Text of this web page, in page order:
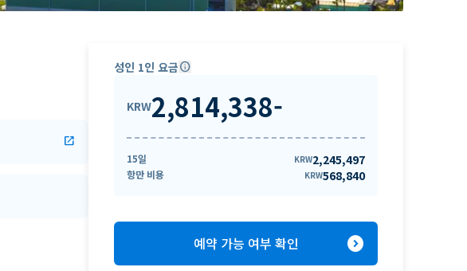
open_in_new
성인 1인 요금info
KRW2,814,338-
15일 KRW2,245,497
항만 비용 KRW568,840
예약 가능 여부 확인 expand_circle_right